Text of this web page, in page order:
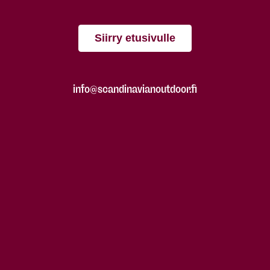
Siirry etusivulle
info@scandinavianoutdoor.fi